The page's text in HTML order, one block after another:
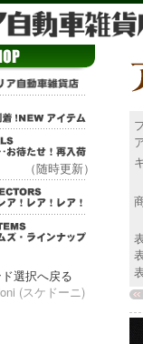
（随時更新）
選択へ戻る
(スケドーニ)